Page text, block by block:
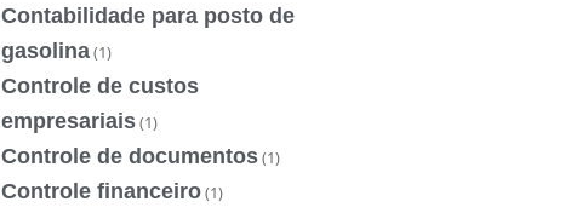
Contabilidade para posto de
gasolina(1)
Controle de custos
empresariais(1)
Controle de documentos(1)
Controle financeiro(1)